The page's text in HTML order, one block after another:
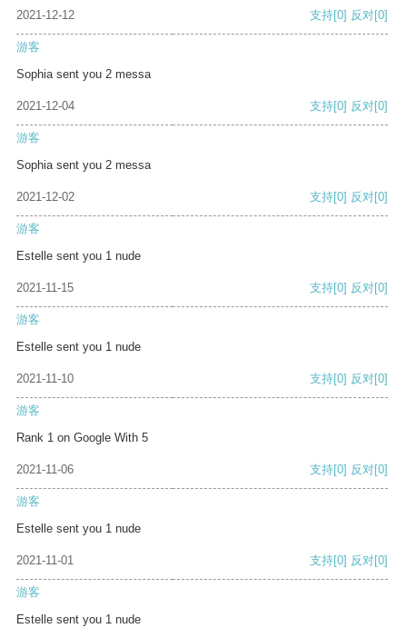
2021-12-12 支持[0] 反对[0]
游客
Sophia sent you 2 messa
2021-12-04 支持[0] 反对[0]
游客
Sophia sent you 2 messa
2021-12-02 支持[0] 反对[0]
游客
Estelle sent you 1 nude
2021-11-15 支持[0] 反对[0]
游客
Estelle sent you 1 nude
2021-11-10 支持[0] 反对[0]
游客
Rank 1 on Google With 5
2021-11-06 支持[0] 反对[0]
游客
Estelle sent you 1 nude
2021-11-01 支持[0] 反对[0]
游客
Estelle sent you 1 nude